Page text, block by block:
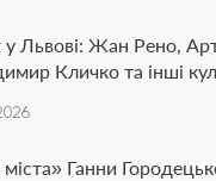
у Львові: Жан Рено,
Кличко та інші
міста» Ганни